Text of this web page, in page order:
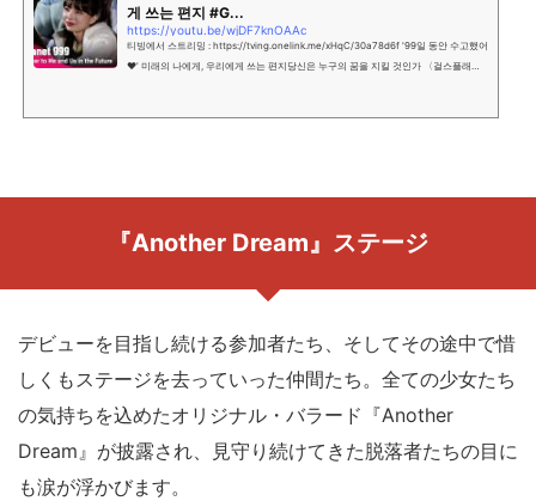
게 쓰는 편지 #G...
https://youtu.be/wjDF7knOAAc
티빙에서 스트리밍 : https://tving.onelink.me/xHqC/30a78d6f '99일 동안 수고했어
♥' 미래의 나에게, 우리에게 쓰는 편지당신은 누구의 꿈을 지킬 것인가 〈걸스플래닛9
『Another Dream』ステージ
デビューを目指し続ける参加者たち、そしてその途中で惜
しくもステージを去っていった仲間たち。全ての少女たち
の気持ちを込めたオリジナル・バラード『Another
Dream』が披露され、見守り続けてきた脱落者たちの目に
も涙が浮かびます。